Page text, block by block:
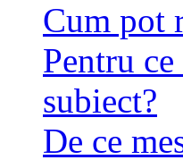
Cum pot
Pentru
subiect?
De ce